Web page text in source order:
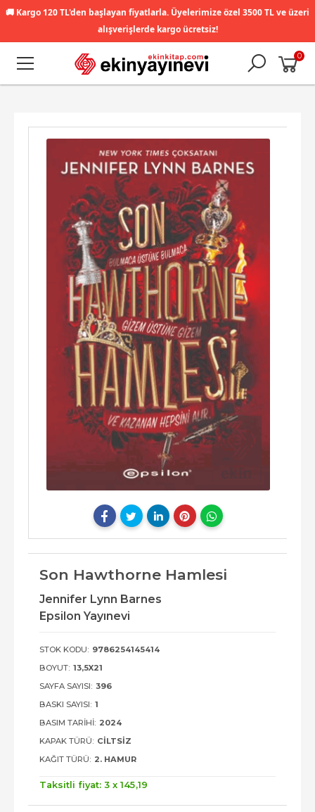
🚚 Kargo 120 TL'den başlayan fiyatlarla. Üyelerimize özel 3500 TL ve üzeri
alışverişlerde kargo ücretsiz!
0
Son Hawthorne Hamlesi
Jennifer Lynn Barnes
Epsilon Yayınevi
STOK KODU: 9786254145414
BOYUT: 13,5X21
SAYFA SAYISI: 396
BASKI SAYISI: 1
BASIM TARIHI: 2024
KAPAK TÜRÜ: CILTSIZ
KAĞIT TÜRÜ: 2. HAMUR
Taksitli fiyat: 3 x 145,19